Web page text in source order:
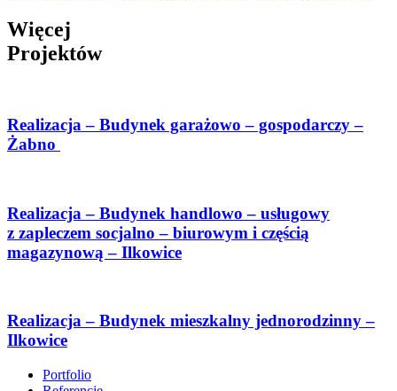
Więcej
Projektów
Realizacja – Budynek garażowo – gospodarczy –
Żabno
Realizacja – Budynek handlowo – usługowy
z zapleczem socjalno – biurowym i częścią
magazynową – Ilkowice
Realizacja – Budynek mieszkalny jednorodzinny –
Ilkowice
Portfolio